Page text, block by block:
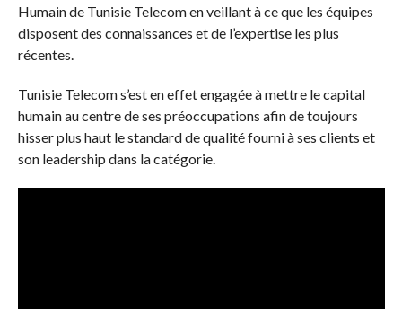
Humain de Tunisie Telecom en veillant à ce que les équipes
disposent des connaissances et de l’expertise les plus
récentes.
Tunisie Telecom s’est en effet engagée à mettre le capital
humain au centre de ses préoccupations afin de toujours
hisser plus haut le standard de qualité fourni à ses clients et
son leadership dans la catégorie.